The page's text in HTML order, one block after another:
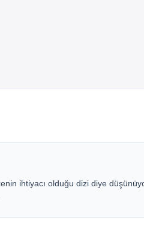
ihtiyacı olduğu dizi diye